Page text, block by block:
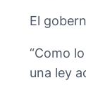
El
“Como
una ley